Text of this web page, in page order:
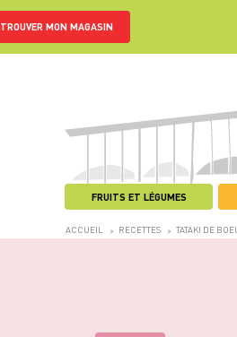
TROUVER MON MAGASIN
FRUITS ET LÉGUMES
ACCUEIL > RECETTES > TATAKI DE